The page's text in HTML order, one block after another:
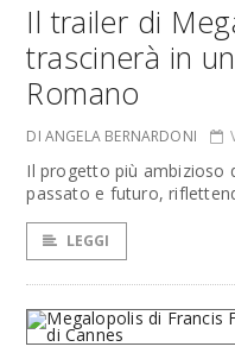
Il trailer di
trascinerà in
Romano
DI ANGELA BERNARDONI
Il progetto più ambizioso
passato e futuro,
LEGGI